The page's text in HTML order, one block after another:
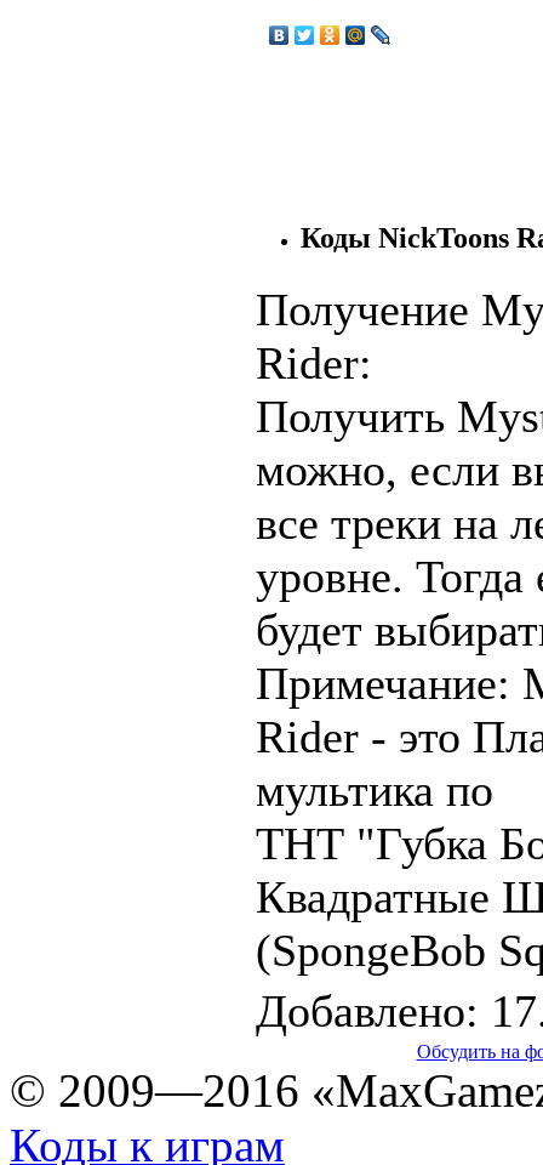
Коды NickToons
Получение
Rider:
Получить
можно, если
все треки на
уровне.
будет
Примечание:
Rider - это
мультика по
ТНТ "Губка
Квадратные
(SpongeBob
Добавлено:
Обсудить на
© 2009—2016
Коды к играм